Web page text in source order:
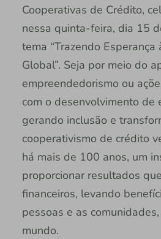
Cooperativas de Crédito,
nessa quinta-feira, dia 15
tema “Trazendo Esperança
Global”. Seja por meio do
empreendedorismo ou
com o desenvolvimento de
gerando inclusão e
cooperativismo de crédito
há mais de 100 anos, um
proporcionar resultados
financeiros, levando
pessoas e as
mundo.